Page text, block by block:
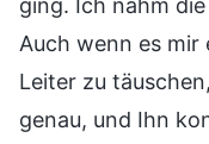
Auch wenn es mir
Leiter zu
genau, und Ihn